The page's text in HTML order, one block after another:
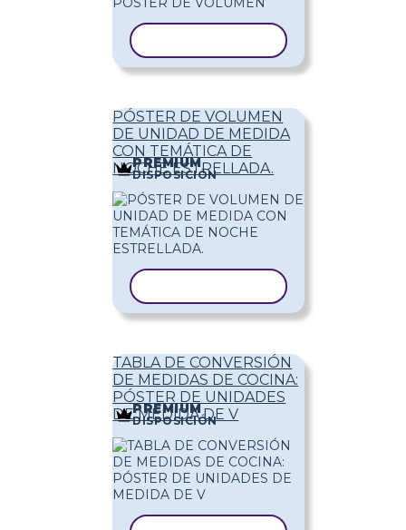
PÓSTER DE VOLUMEN
DE UNIDAD DE MEDIDA
CON TEMÁTICA DE
NOCHE ESTRELLADA.
PREMIUM
DISPOSICIÓN
TABLA DE CONVERSIÓN
DE MEDIDAS DE COCINA:
PÓSTER DE UNIDADES
DE MEDIDA DE V
PREMIUM
DISPOSICIÓN